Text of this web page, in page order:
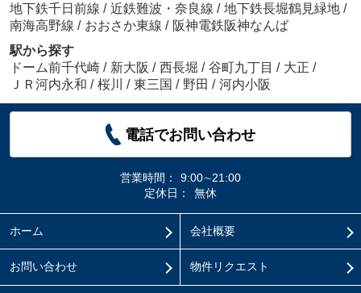
地下鉄千日前線 / 近鉄難波・奈良線 / 地下鉄長堀鶴見緑地 /
南海高野線 / おおさか東線 / 阪神電鉄阪神なんば
駅から探す
ドーム前千代崎 / 新大阪 / 西長堀 / 谷町九丁目 / 大正 /
ＪＲ河内永和 / 桜川 / 東三国 / 野田 / 河内小阪
電話でお問い合わせ
営業時間：
9:00∼21:00
定休日：
無休
ホーム 会社概要
お問い合わせ 物件リクエスト